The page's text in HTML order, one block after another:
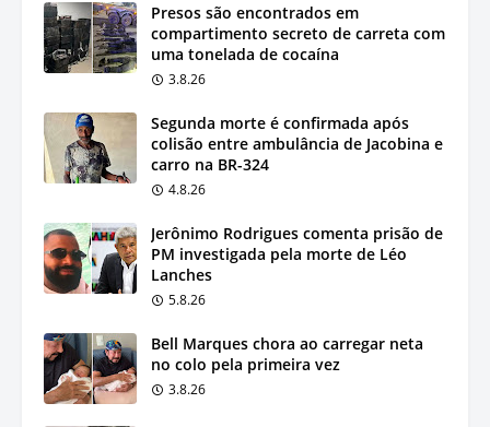
Presos são encontrados em
compartimento secreto de carreta com
uma tonelada de cocaína
3.8.26
Segunda morte é confirmada após
colisão entre ambulância de Jacobina e
carro na BR-324
4.8.26
Jerônimo Rodrigues comenta prisão de
PM investigada pela morte de Léo
Lanches
5.8.26
Bell Marques chora ao carregar neta
no colo pela primeira vez
3.8.26